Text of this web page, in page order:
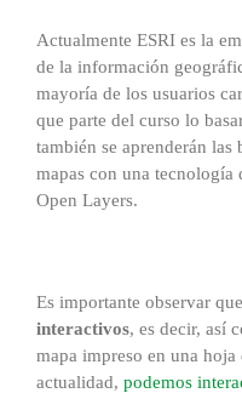
Actualmente ESRI es la
de la información
mayoría de los usuarios
que parte del curso lo
también se aprenderán las
mapas con una
Open Layers.
Es importante observar
interactivos, es decir, así
mapa impreso en una
actualidad, podemos